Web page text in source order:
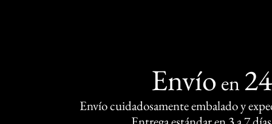
Envío en
Envío cuidadosamente embalado y